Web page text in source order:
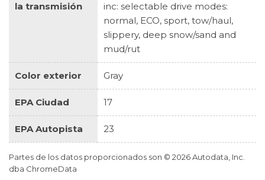
la transmisión
inc: selectable drive modes:
normal, ECO, sport, tow/haul,
slippery, deep snow/sand and
mud/rut
Color exterior Gray
EPA Ciudad 17
EPA Autopista 23
Partes de los datos proporcionados son © 2026 Autodata, Inc.
dba ChromeData